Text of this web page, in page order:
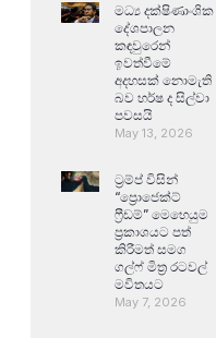
මධ්‍ය දක්ෂිණාංශික
දේශපාලන
කඳවුරෙන්
ඉවත්වීමේ
අදහසක් නොමැති
බව හර්ෂ ද සිල්වා
පවසයි
May 13, 2026
ට්‍රම්ප් විසින්
“ප්‍රොජෙක්ට්
ෆ්‍රීඩම්” මෙහෙයුම
ප්‍රකාශයට පත්
කිරීමත් සමග
ගල්ෆ් මිත්‍ර රටවල්
මවිතයට
May 7, 2026